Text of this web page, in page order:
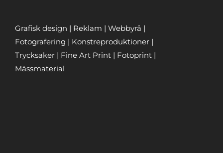
Grafisk design | Reklam | Webbyrå |
Fotografering | Konstreproduktioner |
Trycksaker | Fine Art Print | Fotoprint |
Mässmaterial